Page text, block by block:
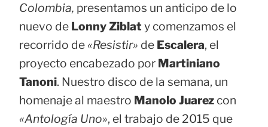
Colombia, presentamos un anticipo de lo
nuevo de Lonny Ziblat y comenzamos el
recorrido de «Resistir» de Escalera, el
proyecto encabezado por Martiniano
Tanoni. Nuestro disco de la semana, un
homenaje al maestro Manolo Juarez con
«Antología Uno», el trabajo de 2015 que